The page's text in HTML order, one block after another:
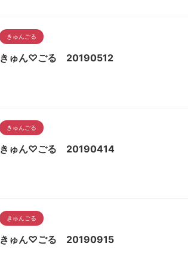
きゅんごる
きゅん♡ごる 20190512
きゅんごる
きゅん♡ごる 20190414
きゅんごる
きゅん♡ごる 20190915